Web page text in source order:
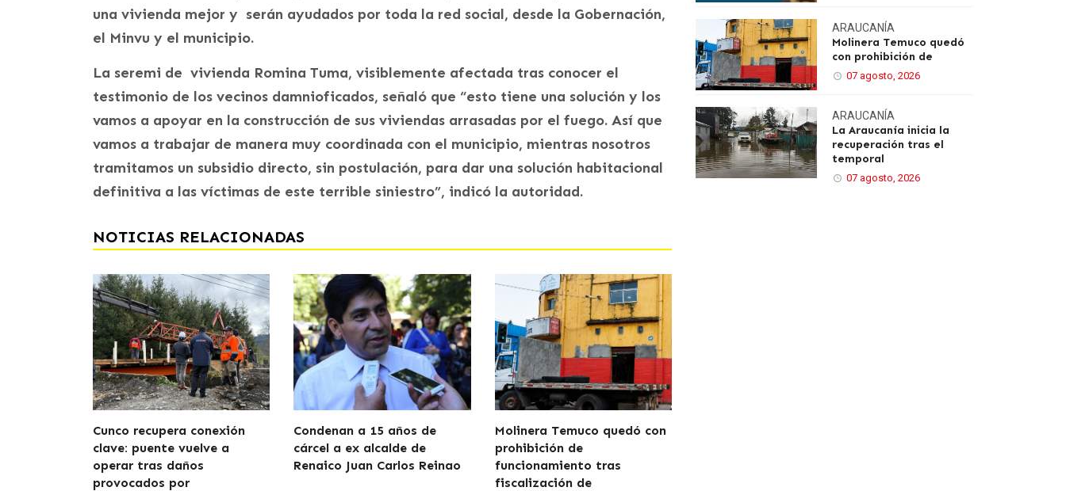
una vivienda mejor y serán ayudados por toda la red social, desde la Gobernación,
el Minvu y el municipio.
La seremi de vivienda Romina Tuma, visiblemente afectada tras conocer el
testimonio de los vecinos damnioficados, señaló que “esto tiene una solución y los
vamos a apoyar en la construcción de sus viviendas arrasadas por el fuego. Así que
vamos a trabajar de manera muy coordinada con el municipio, mientras nosotros
tramitamos un subsidio directo, sin postulación, para dar una solución habitacional
definitiva a las víctimas de este terrible siniestro”, indicó la autoridad.
NOTICIAS RELACIONADAS
Cunco recupera conexión
clave: puente vuelve a
operar tras daños
provocados por
Condenan a 15 años de
cárcel a ex alcalde de
Renaico Juan Carlos Reinao
Molinera Temuco quedó con
prohibición de
funcionamiento tras
fiscalización de
ARAUCANÍA
Molinera Temuco quedó
con prohibición de
07 agosto, 2026
ARAUCANÍA
La Araucanía inicia la
recuperación tras el
temporal
07 agosto, 2026